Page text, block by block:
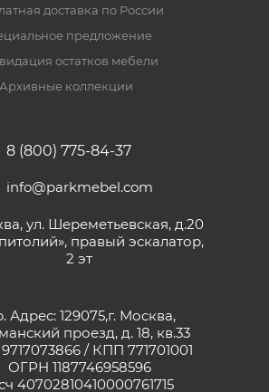
доставка по России
предложение
остатков мебели
Архивные коллекции
8 (800) 775-84-37
info@parkmebel.com
ул. Шереметьевская, д.20
правый эскалатор,
2 эт
Адрес: 129075,г. Москва,
проезд, д. 18, кв.33
/ КПП 771701001
ОГРН 1187746958596
40702810410000761715